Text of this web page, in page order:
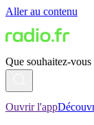
Aller au contenu
Que souhaitez-vous
Ouvrir l'app